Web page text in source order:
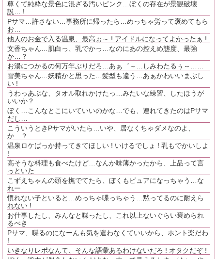
尊くて純粋な景色に混ざる汚いピンク…ぼくの存在が景観破壊
説… !
Pサマ…許さない…事務所に帰ったら…めっちゃ労って褒めてもら
お…
他人のお金で入る温泉、最高ぉ～ ! アイドルになってよかったぁ !
文香ちゃん…肌白っ、乳でかっ…なのにあの控えめ態度、最強
か…？
お湯につかるの何万年ぶりだろ…あぁ゛～…しみわたるぅ～……
雪美ちゃん…妖精かと思った…髪型も違う…あぁかわいいまぶし
い !
うわっあぶな、タオル取れかけたっ…みたいな練習、したほうが
いいか？
ぼく…こんなとこにいていいのかな…でも、連れてきたのはPサマ
だし…
こういうときPサマがいたら…いや、居なくちゃダメなのよ、
か…？
温泉ロケばっか持ってきてほしい ! いけるでしょ ! 乳もでかいしよ
!
高そうな料理も食べたけど…なんか味薄かったから、上品って言
っといた
こずえちゃんの頭を撫でてたら、ぼくもピュアになっちゃう…な
れー
慣れない子といると…めっちゃ喋っちゃう…黙ってるのに耐えら
れない !
お仕事したし、みんなと喋ったし、これ以上ないぐらい褒められ
るべき
Pサマ、喋るのになーんも気を遣わなくていいから、ホント楽だわ
!
いきなりレポなんて、そんな語彙あるわけないだろ ! オタクだぞ !